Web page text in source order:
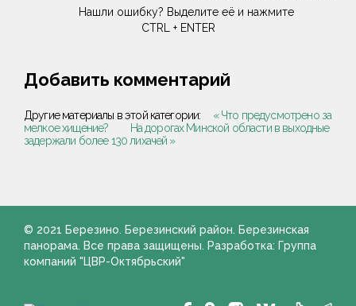
Нашли ошибку? Выделите её и нажмите
CTRL + ENTER
Добавить комментарий
Другие материалы в этой категории:
« Что предусмотрено за
мелкое хищение?
На дорогах Минской области в выходные
задержали более 130 лихачей »
© 2021 Березино. Березинский район. Березинская
панорама. Все права защищены. Разработка: Группа
компаний "ЦВР-Октябрьский"